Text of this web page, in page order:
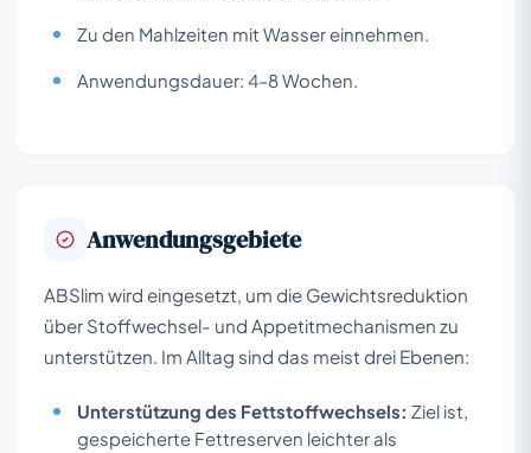
Zu den Mahlzeiten mit Wasser einnehmen.
Anwendungsdauer: 4–8 Wochen.
Anwendungsgebiete
ABSlim wird eingesetzt, um die Gewichtsreduktion
über Stoffwechsel- und Appetitmechanismen zu
unterstützen. Im Alltag sind das meist drei Ebenen:
Unterstützung des Fettstoffwechsels: Ziel ist,
gespeicherte Fettreserven leichter als